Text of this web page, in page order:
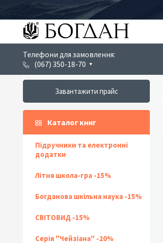
Телефони для замовлення:
(067) 350-18-70
Завантажити прайс
Каталог книг
Підручники та електронні
додатки
Літня школа-гра -15%
Богданова шкільна наука -15%
СВІТОВИД -15%
Серія "Чейзіана" -20%